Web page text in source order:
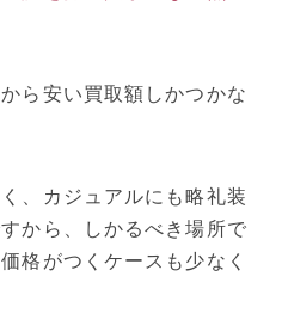
ら安い買取額しかつかな
、カジュアルにも略礼装
から、しかるべき場所で
格がつくケースも少なく